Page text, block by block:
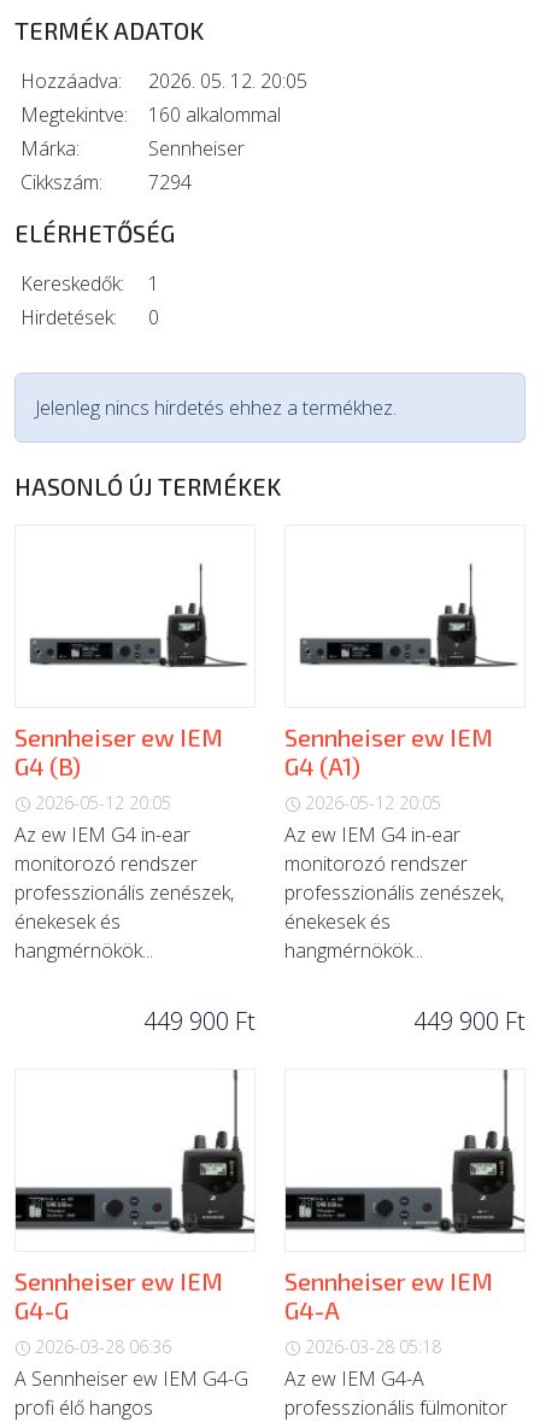
TERMÉK ADATOK
Hozzáadva:
2026. 05. 12. 20:05
Megtekintve:
160 alkalommal
Márka:
Sennheiser
Cikkszám:
7294
ELÉRHETŐSÉG
Kereskedők:
1
Hirdetések:
0
Jelenleg nincs hirdetés ehhez a termékhez.
HASONLÓ ÚJ TERMÉKEK
Sennheiser ew IEM
G4 (B)
2026-05-12 20:05
Az ew IEM G4 in-ear
monitorozó rendszer
professzionális zenészek,
énekesek és
hangmérnökök...
449 900 Ft
Sennheiser ew IEM
G4 (A1)
2026-05-12 20:05
Az ew IEM G4 in-ear
monitorozó rendszer
professzionális zenészek,
énekesek és
hangmérnökök...
449 900 Ft
Sennheiser ew IEM
G4-G
2026-03-28 06:36
A Sennheiser ew IEM G4-G
profi élő hangos
Sennheiser ew IEM
G4-A
2026-03-28 05:18
Az ew IEM G4-A
professzionális fülmonitor